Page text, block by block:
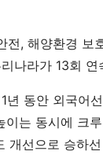
, 해양환경 보
나라가 13회 연
년 동안 외국어
이는 동시에 크
개선으로 승하